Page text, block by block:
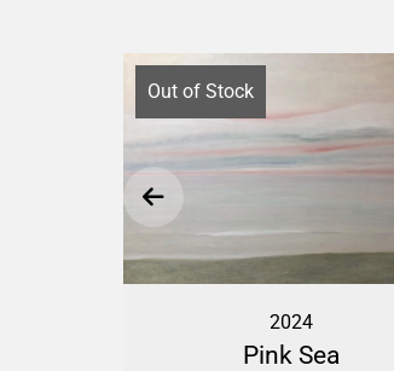
Out of Stock
2024
Pink Sea